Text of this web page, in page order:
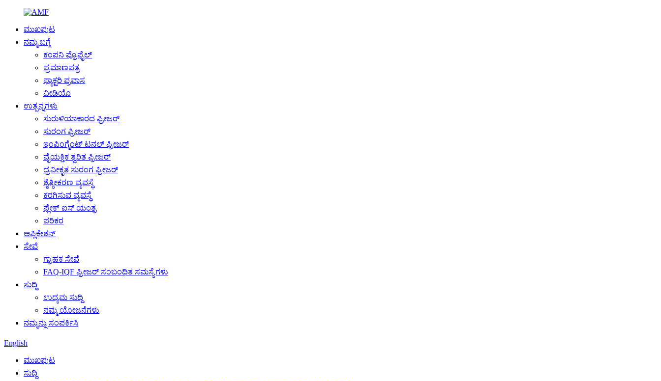
ಮುಖಪುಟ
ನಮ್ಮ ಬಗ್ಗೆ
ಕಂಪನಿ ಪ್ರೊಫೈಲ್
ಪ್ರಮಾಣಪತ್ರ
ಫ್ಯಾಕ್ಟರಿ ಪ್ರವಾಸ
ವೀಡಿಯೊ
ಉತ್ಪನ್ನಗಳು
ಸುರುಳಿಯಾಕಾರದ ಫ್ರೀಜರ್
ಸುರಂಗ ಫ್ರೀಜರ್
ಇಂಪಿಂಗ್ಮೆಂಟ್ ಟನಲ್ ಫ್ರೀಜರ್
ವೈಯಕ್ತಿಕ ತ್ವರಿತ ಫ್ರೀಜರ್
ದ್ರವೀಕೃತ ಸುರಂಗ ಫ್ರೀಜರ್
ಶೈತ್ಯೀಕರಣ ವ್ಯವಸ್ಥೆ
ಕರಗಿಸುವ ವ್ಯವಸ್ಥೆ
ಫ್ಲೇಕ್ ಐಸ್ ಯಂತ್ರ
ಪರಿಕರ
ಅಪ್ಲಿಕೇಶನ್
ಸೇವೆ
ಗ್ರಾಹಕ ಸೇವೆ
FAQ-IQF ಫ್ರೀಜರ್ ಸಂಬಂಧಿತ ಸಮಸ್ಯೆಗಳು
ಸುದ್ದಿ
ಉದ್ಯಮ ಸುದ್ದಿ
ನಮ್ಮ ಯೋಜನೆಗಳು
ನಮ್ಮನ್ನು ಸಂಪರ್ಕಿಸಿ
English
ಮುಖಪುಟ
ಸುದ್ದಿ